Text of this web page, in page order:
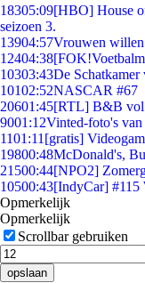
18305:09[HBO] House
seizoen 3.
13904:57Vrouwen willen
12404:38
10303:43De
10102:52NASCAR #67
20601:45[RTL] B&B vol
9001:12Vinted-foto's van
1101:11 [gratis]
19800:48McDonald's,
21500:44[NPO2]
10500:43[IndyCar] #115
Opmerkelijk
Opmerkelijk
Scrollbar gebruiken
opslaan